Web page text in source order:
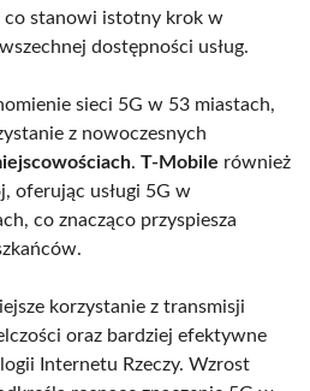
co stanowi istotny krok w
dostępności usług.
sieci 5G w 53 miastach,
z nowoczesnych
. T-Mobile również
oferując usługi 5G w
co znacząco przyspiesza
korzystanie z transmisji
oraz bardziej efektywne
Internetu Rzeczy. Wzrost